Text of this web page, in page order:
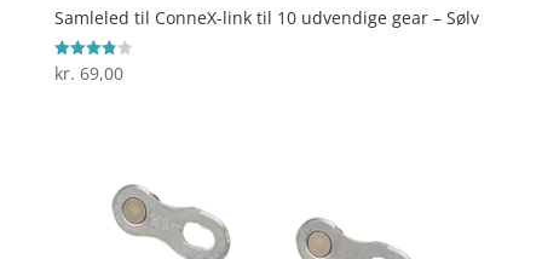
Samleled til ConneX-link til 10 udvendige gear – Sølv
Vurderet
3.9
kr. 69,00